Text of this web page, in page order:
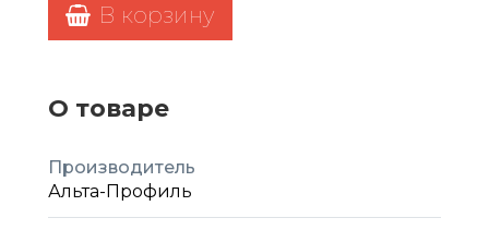
В корзину
О товаре
Производитель
Альта-Профиль